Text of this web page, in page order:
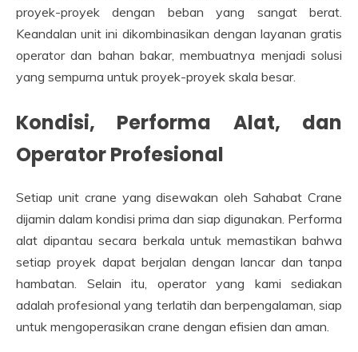
proyek-proyek dengan beban yang sangat berat.
Keandalan unit ini dikombinasikan dengan layanan gratis
operator dan bahan bakar, membuatnya menjadi solusi
yang sempurna untuk proyek-proyek skala besar.
Kondisi, Performa Alat, dan
Operator Profesional
Setiap unit crane yang disewakan oleh Sahabat Crane
dijamin dalam kondisi prima dan siap digunakan. Performa
alat dipantau secara berkala untuk memastikan bahwa
setiap proyek dapat berjalan dengan lancar dan tanpa
hambatan. Selain itu, operator yang kami sediakan
adalah profesional yang terlatih dan berpengalaman, siap
untuk mengoperasikan crane dengan efisien dan aman.